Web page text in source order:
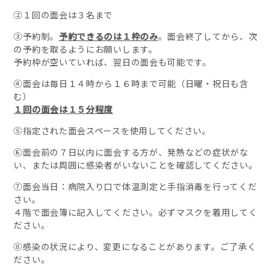
②１回の面会は３名まで
③予約制。 予約できるのは１枠のみ。面会終了してから、次
の予約を取るようにお願いします。
予約枠が空いていれば、翌日の面会も可能です。
④面会は毎日１４時から１６時まで可能（日曜・祝日も含
む）
１回の面会は１５分程度
⑤指定された面会スペースを使用してください。
⑥面会前の７日以内に面会する方が、発熱などの症状がな
い、または周囲に感染者がいないことを確認してください。
⑦面会当日：病院入り口で体温測定と手指消毒を行ってくだ
さい。
４階で面会簿に記入してください。必ずマスクを着用してく
ださい。
⑧感染の状況により、変更になることがあります。ご了承く
ださい。